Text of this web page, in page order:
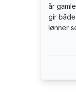
mens
år
gir
lønner